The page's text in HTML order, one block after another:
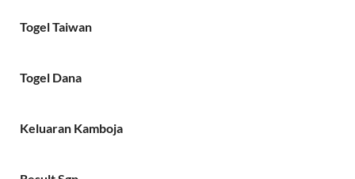
Togel Taiwan
Togel Dana
Keluaran Kamboja